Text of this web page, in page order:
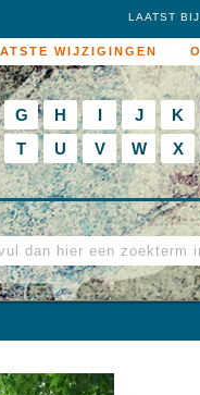
WIJZIGINGEN
LAATST
G H I J K
T U V W X